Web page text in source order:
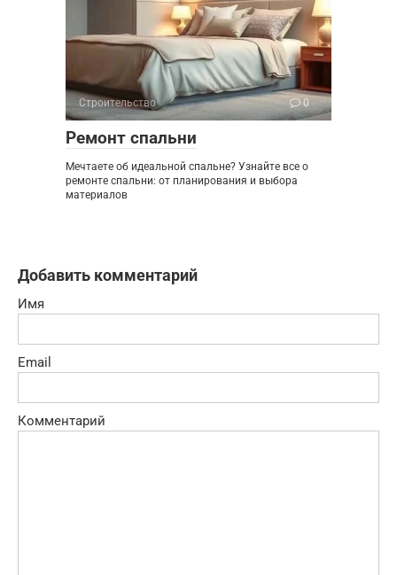
Строительство 0
Ремонт спальни
Мечтаете об идеальной спальне? Узнайте все о
ремонте спальни: от планирования и выбора
материалов
Добавить комментарий
Имя
Email
Комментарий